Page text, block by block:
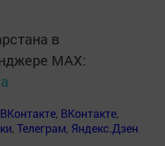
в
MАХ:
ВКонтакте, ВКонтакте,
,Телеграм, Яндекс.Дзен